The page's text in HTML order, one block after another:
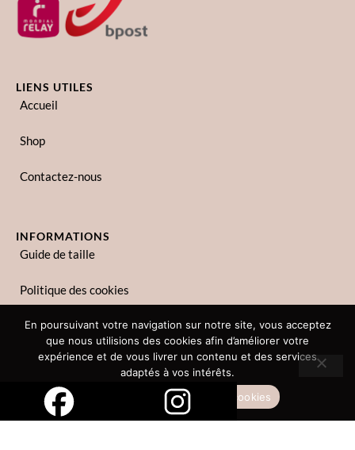
LIENS UTILES
Accueil
Shop
Contactez-nous
INFORMATIONS
Guide de taille
Politique des cookies
Politique de confidentialité
Copyright © 2023 Zina Lina. Tous droits réservés.
En poursuivant votre navigation sur notre site, vous acceptez
que nous utilisions des cookies afin d’améliorer votre
expérience et de vous livrer un contenu et des services
adaptés à vos intérêts.
Politique des cookies